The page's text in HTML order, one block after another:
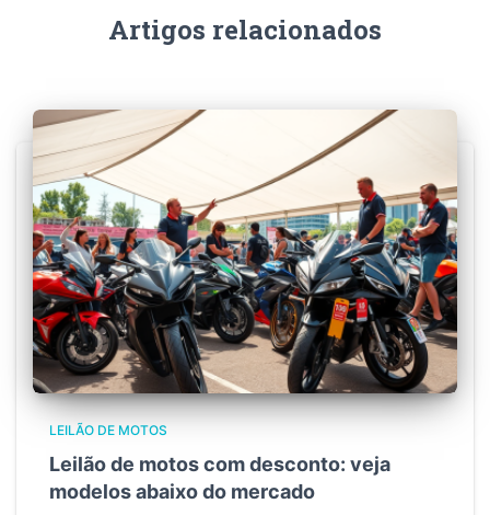
Artigos relacionados
LEILÃO DE MOTOS
Leilão de motos com desconto: veja
modelos abaixo do mercado